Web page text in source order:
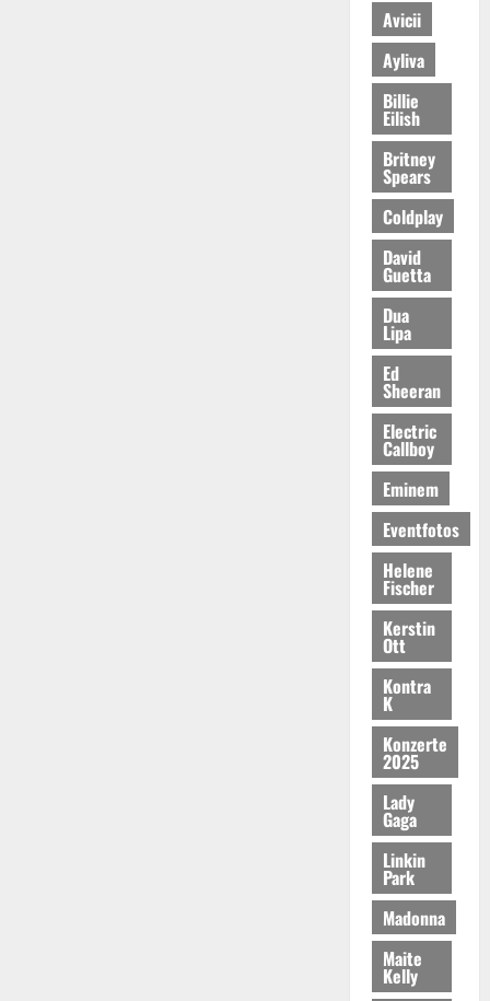
Avicii
Ayliva
Billie
Eilish
Britney
Spears
Coldplay
David
Guetta
Dua
Lipa
Ed
Sheeran
Electric
Callboy
Eminem
Eventfotos
Helene
Fischer
Kerstin
Ott
Kontra
K
Konzerte
2025
Lady
Gaga
Linkin
Park
Madonna
Maite
Kelly